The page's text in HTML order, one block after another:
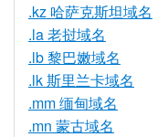
.kz 哈萨克斯坦域名
.la 老挝域名
.lb 黎巴嫩域名
.lk 斯里兰卡域名
.mm 缅甸域名
.mn 蒙古域名